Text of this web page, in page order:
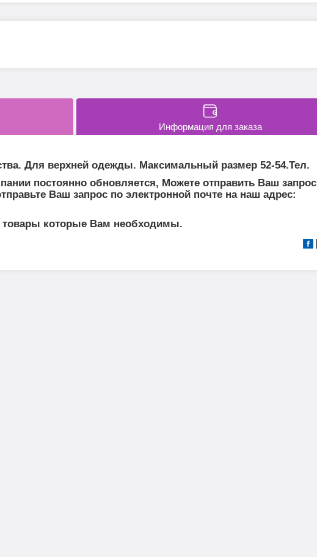
Информация для заказа
Для верхней одежды. Максимальный размер 52-54.Тел.
постоянно обновляется, Можете отправить Ваш запрос
Ваш запрос по электронной почте на наш адрес:
которые Вам необходимы.